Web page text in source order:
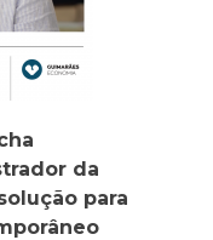
da
para